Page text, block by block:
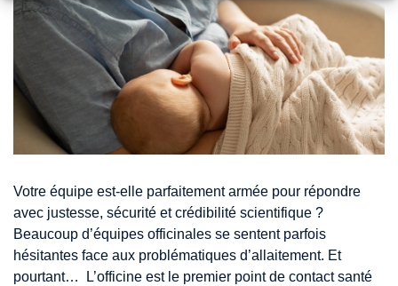
Votre équipe est-elle parfaitement armée pour répondre
avec justesse, sécurité et crédibilité scientifique ?
Beaucoup d’équipes officinales se sentent parfois
hésitantes face aux problématiques d’allaitement. Et
pourtant… L’officine est le premier point de contact santé